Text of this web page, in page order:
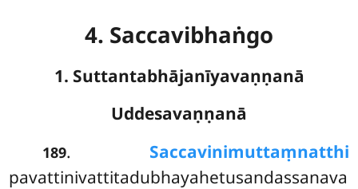
4. Saccavibhaṅgo
1. Suttantabhājanīyavaṇṇanā
Uddesavaṇṇanā
189. Saccavinimuttaṃnatthi
pavattinivattitadubhayahetusandassanava